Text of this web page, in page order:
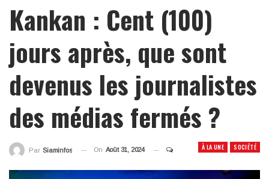
Kankan : Cent (100)
jours après, que sont
devenus les journalistes
des médias fermés ?
À LA UNE SOCIÉTÉ
Par Siaminfos On Août 31, 2024